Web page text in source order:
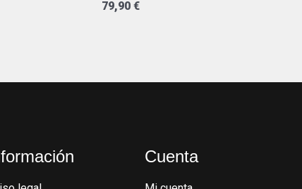
79,90 €
Cuenta